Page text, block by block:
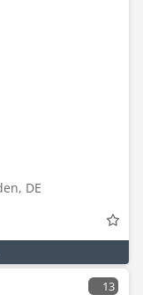
DE
13